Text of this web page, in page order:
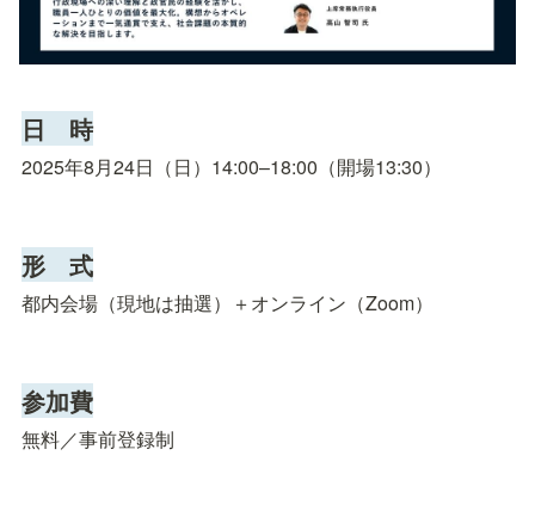
日　時
2025年8月24日（日）14:00–18:00（開場13:30）
形　式
都内会場（現地は抽選）＋オンライン（Zoom）
参加費
無料／事前登録制